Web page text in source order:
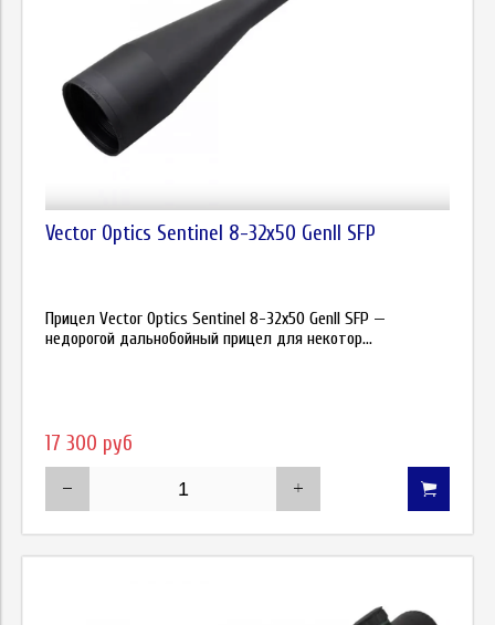
Vector Optics Sentinel 8-32x50 GenII SFP
Прицел Vector Optics Sentinel 8-32x50 GenII SFP —
недорогой дальнобойный прицел для некотор...
17 300 руб